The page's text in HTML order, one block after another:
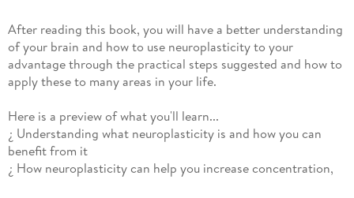
After reading this book, you will have a better understanding
of your brain and how to use neuroplasticity to your
advantage through the practical steps suggested and how to
apply these to many areas in your life.
Here is a preview of what you'll learn...
¿ Understanding what neuroplasticity is and how you can
benefit from it
¿ How neuroplasticity can help you increase concentration,